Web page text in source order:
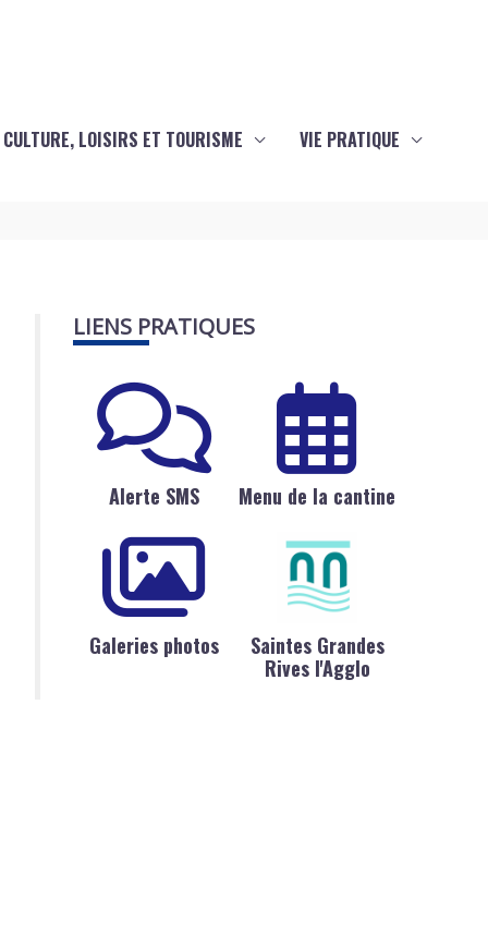
CULTURE, LOISIRS ET TOURISME VIE PRATIQUE
LIENS PRATIQUES
Alerte SMS Menu de la cantine
Galeries photos
Saintes Grandes
Rives l'Agglo